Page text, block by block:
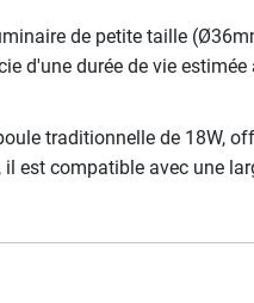
de petite taille
d'une durée de vie estimée
traditionnelle de 18W,
est compatible avec une